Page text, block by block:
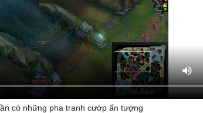
có những pha tranh cướp ấn tượng